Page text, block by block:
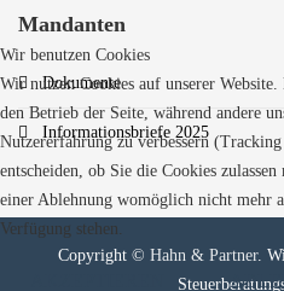
Mandanten
Dokumente
Informationsbriefe 2025
Copyright © Hahn & Partner.
Wir benutzen Cookies
Wir nutzen Cookies auf unserer
den Betrieb der Seite, während andere
Nutzererfahrung zu verbessern
entscheiden, ob Sie die Cookies
einer Ablehnung womöglich nicht mehr
Verfügung stehen.